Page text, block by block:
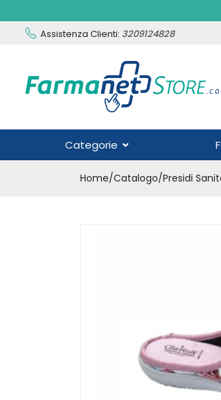
Assistenza Clienti: 3209124828
Categorie
Home Catalogo/Presidi